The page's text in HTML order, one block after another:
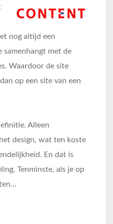
nog altijd een
samenhangt met de
Waardoor de site
op een site van een
Alleen
design, wat ten koste
En dat is
Tenminste, als je op